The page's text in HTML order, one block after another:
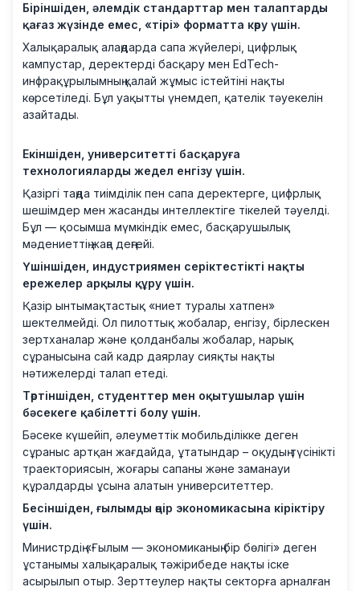
Біріншіден, әлемдік стандарттар мен талаптарды
қағаз жүзінде емес, «тірі» форматта көру үшін.
Халықаралық алаңдарда сапа жүйелері, цифрлық
кампустар, деректерді басқару мен EdTech-
инфрақұрылымның қалай жұмыс істейтіні нақты
көрсетіледі. Бұл уақытты үнемдеп, қателік тәуекелін
азайтады.
Екіншіден, университетті басқаруға
технологияларды жедел енгізу үшін.
Қазіргі таңда тиімділік пен сапа деректерге, цифрлық
шешімдер мен жасанды интеллектіге тікелей тәуелді.
Бұл — қосымша мүмкіндік емес, басқарушылық
мәдениеттің жаңа деңгейі.
Үшіншіден, индустриямен серіктестікті нақты
ережелер арқылы құру үшін.
Қазір ынтымақтастық «ниет туралы хатпен»
шектелмейді. Ол пилоттық жобалар, енгізу, бірлескен
зертханалар және қолданбалы жобалар, нарық
сұранысына сай кадр даярлау сияқты нақты
нәтижелерді талап етеді.
Төртіншіден, студенттер мен оқытушылар үшін
бәсекеге қабілетті болу үшін.
Бәсеке күшейіп, әлеуметтік мобильділікке деген
сұраныс артқан жағдайда, ұтатындар – оқудың түсінікті
траекториясын, жоғары сапаны және заманауи
құралдарды ұсына алатын университеттер.
Бесіншіден, ғылымды өңір экономикасына кіріктіру
үшін.
Министрдің «Ғылым — экономиканың бір бөлігі» деген
ұстанымы халықаралық тәжірибеде нақты іске
асырылып отыр. Зерттеулер нақты секторға арналған